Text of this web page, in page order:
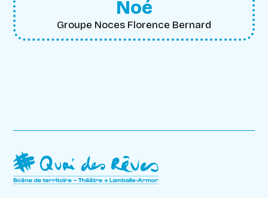
Noé
Groupe Noces Florence Bernard